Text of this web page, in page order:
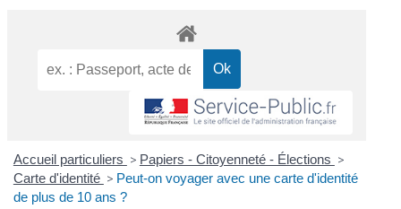
Accueil particuliers > Papiers - Citoyenneté - Élections >
Carte d'identité > Peut-on voyager avec une carte d'identité
de plus de 10 ans ?